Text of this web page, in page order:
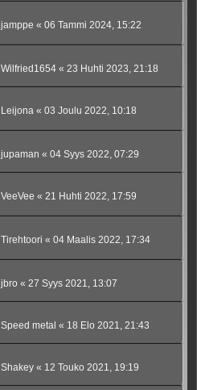
jamppe « 06 Tammi 2024, 15:22
Wilfried1654 « 23 Huhti 2023, 21:18
Leijona « 03 Joulu 2022, 10:18
jupaman « 04 Syys 2022, 07:29
VeeVee « 21 Huhti 2022, 17:59
Tirehtoori « 04 Maalis 2022, 17:34
jbro « 27 Syys 2021, 13:07
Speed metal « 18 Elo 2021, 21:43
Shakey « 12 Touko 2021, 19:19